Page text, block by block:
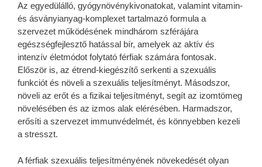
Az egyedülálló, gyógynövénykivonatokat, valamint vitamin-
és ásványianyag-komplexet tartalmazó formula a
szervezet működésének mindhárom szférájára
egészségfejlesztő hatással bír, amelyek az aktív és
intenzív életmódot folytató férfiak számára fontosak.
Először is, az étrend-kiegészítő serkenti a szexuális
funkciót és növeli a szexuális teljesítményt. Másodszor,
növeli az erőt és a fizikai teljesítményt, segít az izomtömeg
növelésében és az izmos alak elérésében. Harmadszor,
erősíti a szervezet immunvédelmét, és könnyebben kezeli
a stresszt.
A férfiak szexuális teljesítményének növekedését olyan